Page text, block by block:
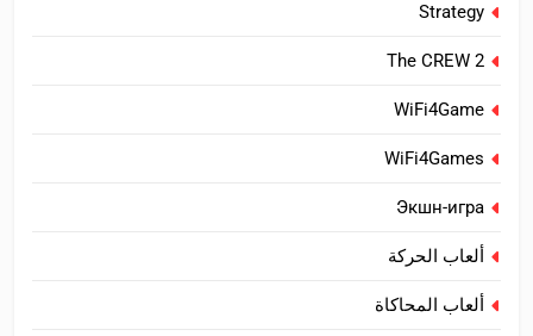
Strategy
The CREW 2
WiFi4Game
WiFi4Games
Экшн-игра
ألعاب الحركة
ألعاب المحاكاة